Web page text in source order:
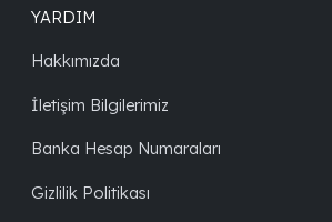
YARDIM
Hakkımızda
İletişim Bilgilerimiz
Banka Hesap Numaraları
Gizlilik Politikası